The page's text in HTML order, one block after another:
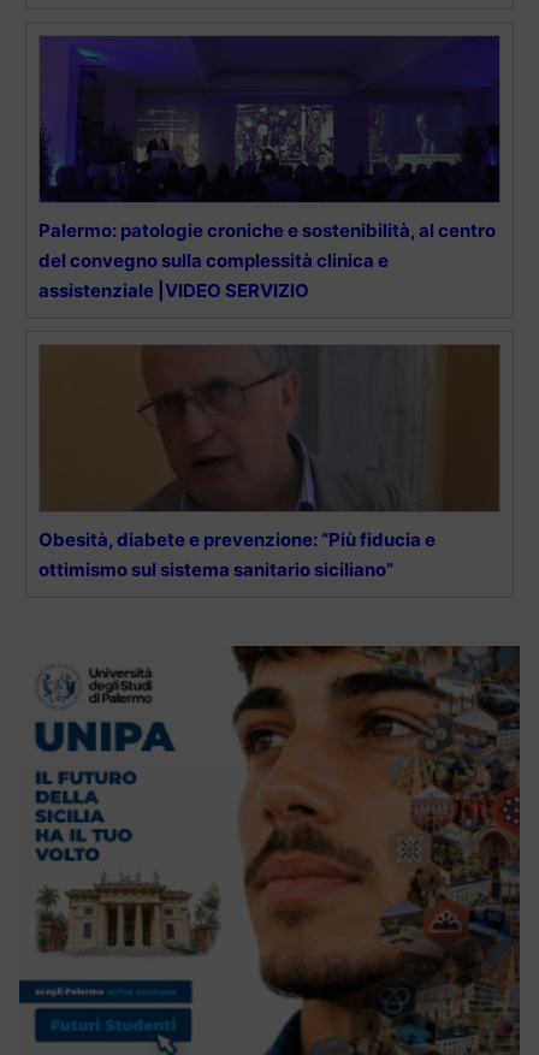
Palermo: patologie croniche e sostenibilità, al centro
del convegno sulla complessità clinica e
assistenziale |VIDEO SERVIZIO
Obesità, diabete e prevenzione: “Più fiducia e
ottimismo sul sistema sanitario siciliano”